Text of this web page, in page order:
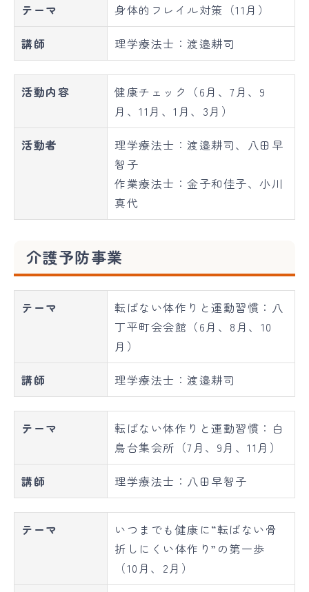
テーマ 身体的フレイル対策（11月）
講師 理学療法士：渡邉耕司
活動内容
健康チェック（6月、7月、9
月、11月、1月、3月）
活動者
理学療法士：渡邉耕司、八田早
智子
作業療法士：金子和佳子、小川
真代
介護予防事業
テーマ
転ばない体作りと運動習慣：八
丁平町会会館（6月、8月、10
月）
講師 理学療法士：渡邉耕司
テーマ
転ばない体作りと運動習慣：白
鳥台集会所（7月、9月、11月）
講師 理学療法士：八田早智子
テーマ
いつまでも健康に“転ばない骨
折しにくい体作り”の第一歩
（10月、2月）